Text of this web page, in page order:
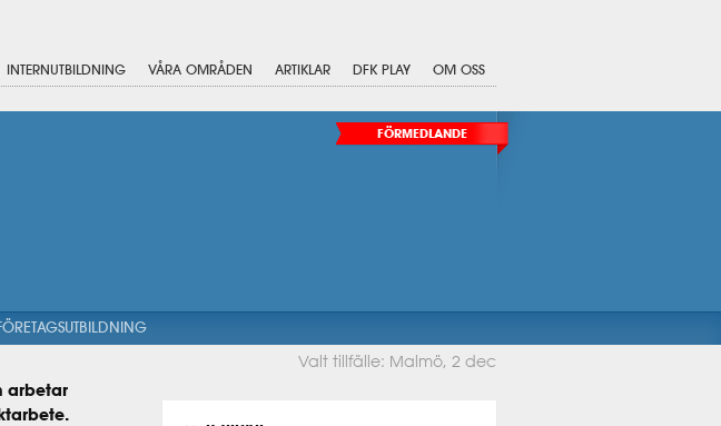
INTERNUTBILDNING VÅRA OMRÅDEN ARTIKLAR DFK PLAY OM OSS
FÖRMEDLANDE
Valt tillfälle: Malmö, 2 dec
arbetar